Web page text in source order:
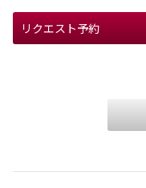
リクエスト予約